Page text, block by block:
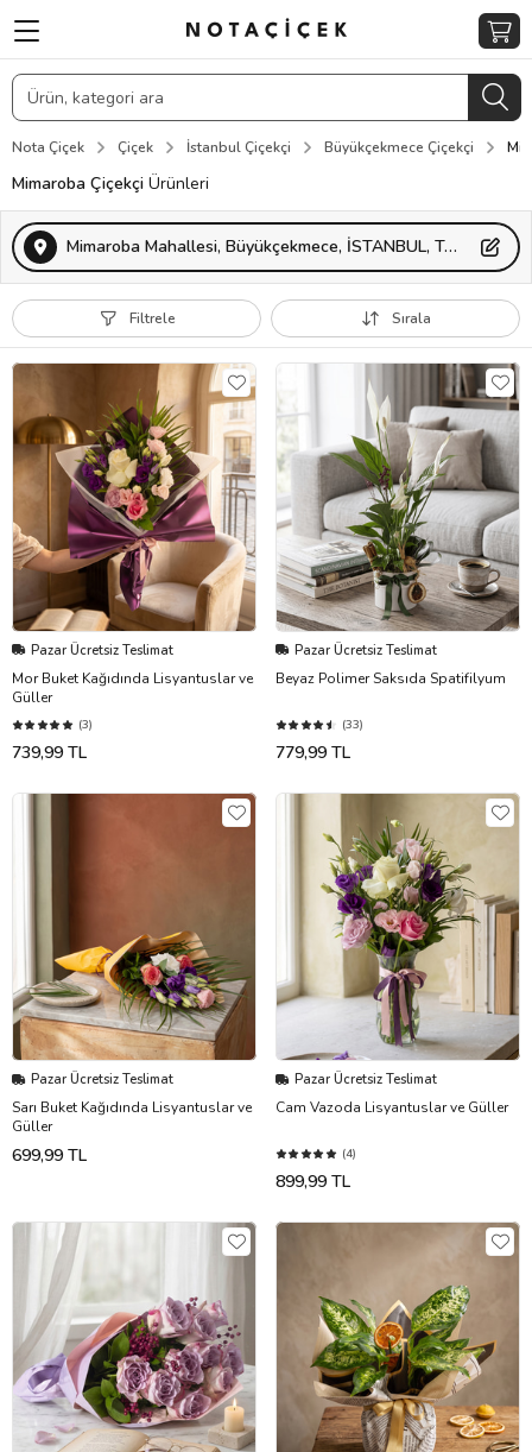
Nota Çiçek Çiçek İstanbul Çiçekçi Büyükçekmece Çiçekçi
Mimaroba Çiçekçi Ürünleri
Mimaroba Mahallesi, Büyükçekmece, İSTANBUL, Türkiye
Filtrele Sırala
Pazar Ücretsiz Teslimat
Mor Buket Kağıdında Lisyantuslar ve
Güller
(3)
739,99 TL
Pazar Ücretsiz Teslimat
Beyaz Polimer Saksıda Spatifilyum
(33)
779,99 TL
Pazar Ücretsiz Teslimat
Sarı Buket Kağıdında Lisyantuslar ve
Güller
699,99 TL
Pazar Ücretsiz Teslimat
Cam Vazoda Lisyantuslar ve Güller
(4)
899,99 TL